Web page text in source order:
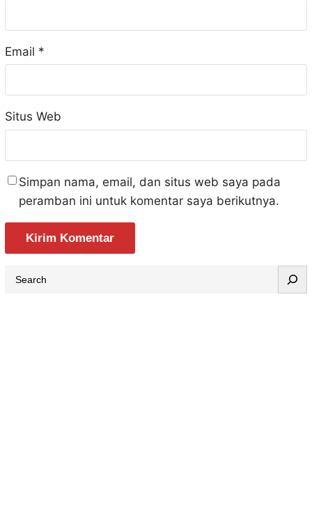
Email *
Situs Web
Simpan nama, email, dan situs web saya pada
peramban ini untuk komentar saya berikutnya.